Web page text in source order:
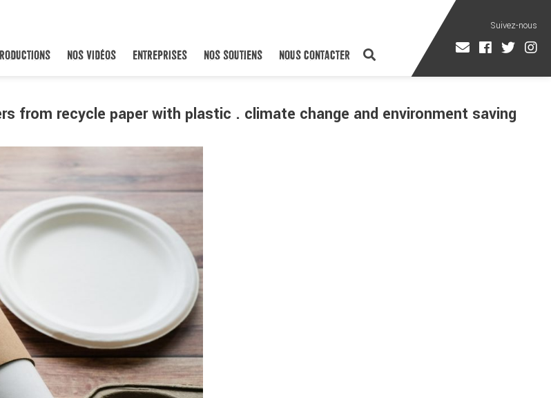
NOS VIDÉOS ENTREPRISES NOS SOUTIENS NOUS CONTACTER
from recycle paper with plastic . climate change and environment saving